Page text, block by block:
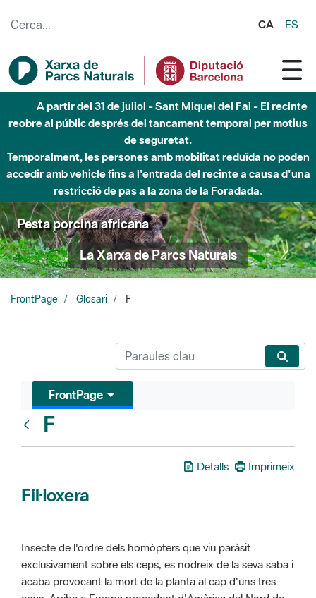
CA ES
A partir del 31 de juliol - Sant Miquel del Fai - El recinte
reobre al públic després del tancament temporal per motius
de seguretat.
Temporalment, les persones amb mobilitat reduïda no poden
accedir amb vehicle fins a l'entrada del recinte a causa d'una
restricció de pas a la zona de la Foradada.
Pesta porcina africana
La Xarxa de Parcs Naturals
FrontPage Glosari F
FrontPage
F
Detalls Imprimeix
Fil·loxera
Insecte de l'ordre dels homòpters que viu paràsit
exclusivament sobre els ceps, es nodreix de la seva saba i
acaba provocant la mort de la planta al cap d'uns tres